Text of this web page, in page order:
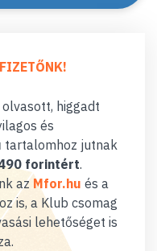
higgadt
és
tartalomhoz jutnak
forintért.
az Mfor.hu és a
is, a Klub csomag
lehetőséget is